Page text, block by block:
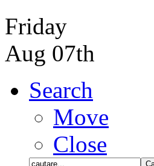
Friday
Aug 07th
Search
Move
Close